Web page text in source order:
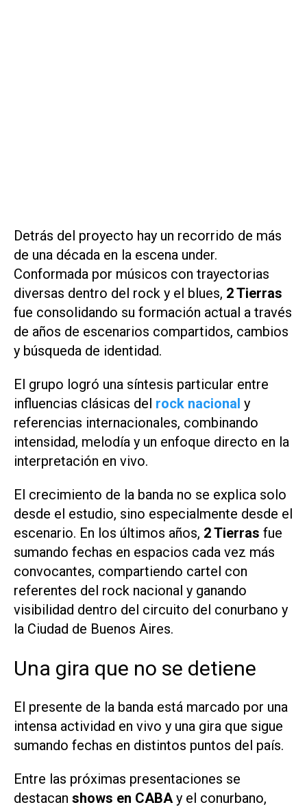
Detrás del proyecto hay un recorrido de más
de una década en la escena under.
Conformada por músicos con trayectorias
diversas dentro del rock y el blues, 2 Tierras
fue consolidando su formación actual a través
de años de escenarios compartidos, cambios
y búsqueda de identidad.
El grupo logró una síntesis particular entre
influencias clásicas del rock nacional y
referencias internacionales, combinando
intensidad, melodía y un enfoque directo en la
interpretación en vivo.
El crecimiento de la banda no se explica solo
desde el estudio, sino especialmente desde el
escenario. En los últimos años, 2 Tierras fue
sumando fechas en espacios cada vez más
convocantes, compartiendo cartel con
referentes del rock nacional y ganando
visibilidad dentro del circuito del conurbano y
la Ciudad de Buenos Aires.
Una gira que no se detiene
El presente de la banda está marcado por una
intensa actividad en vivo y una gira que sigue
sumando fechas en distintos puntos del país.
Entre las próximas presentaciones se
destacan shows en CABA y el conurbano,